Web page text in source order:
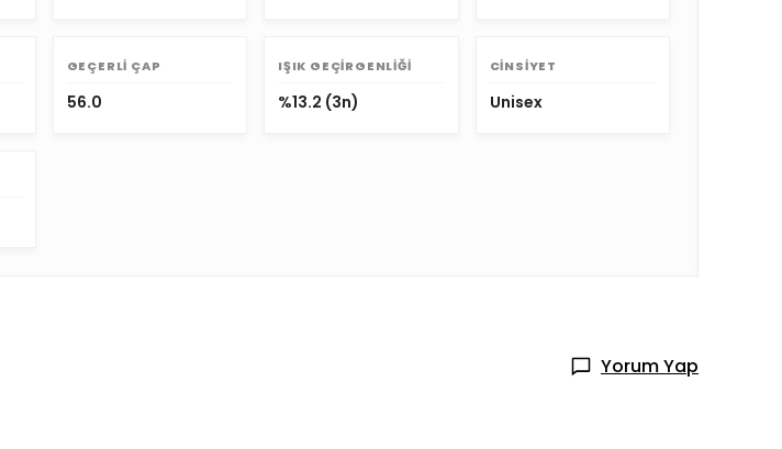
GEÇERLI ÇAP
56.0
IŞIK GEÇIRGENLIĞI
%13.2 (3n)
CINSIYET
Unisex
Yorum Yap